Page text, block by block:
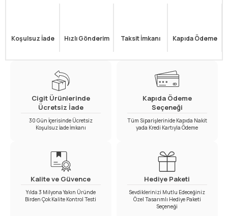
Koşulsuz İade Hızlı Gönderim Taksit İmkanı Kapıda Ödeme
Cigit Ürünlerinde
Ücretsiz İade
30 Gün İçerisinde Ücretsiz
Koşulsuz İade İmkanı
Kapıda Ödeme
Seçeneği
Tüm Siparişlerinide Kapıda Nakit
yada Kredi Kartıyla Ödeme
Kalite ve Güvence
Yılda 3 Milyona Yakın Üründe
Birden Çok Kalite Kontrol Testi
Hediye Paketi
Sevdiklerinizi Mutlu Edeceğiniz
Özel Tasarımlı Hediye Paketi
Seçeneği